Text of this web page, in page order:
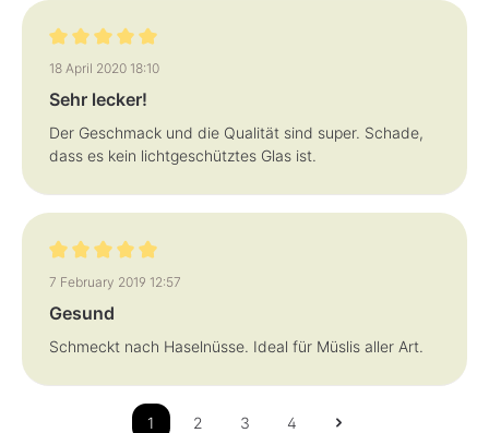
Review with rating of 5 out of 5 stars
18 April 2020 18:10
Sehr lecker!
Der Geschmack und die Qualität sind super. Schade,
dass es kein lichtgeschütztes Glas ist.
Review with rating of 5 out of 5 stars
7 February 2019 12:57
Gesund
Schmeckt nach Haselnüsse. Ideal für Müslis aller Art.
1 2 3 4